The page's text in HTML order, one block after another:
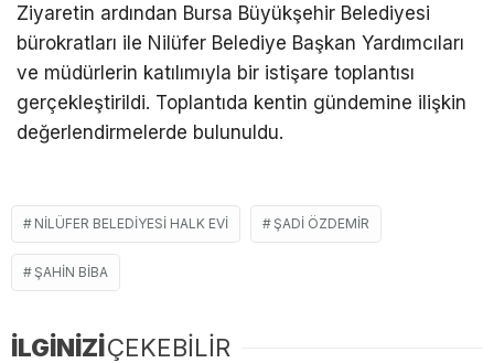
Ziyaretin ardından Bursa Büyükşehir Belediyesi
bürokratları ile Nilüfer Belediye Başkan Yardımcıları
ve müdürlerin katılımıyla bir istişare toplantısı
gerçekleştirildi. Toplantıda kentin gündemine ilişkin
değerlendirmelerde bulunuldu.
NILÜFER BELEDIYESI HALK EVI ŞADI ÖZDEMIR
ŞAHIN BIBA
İLGİNİZİÇEKEBİLİR